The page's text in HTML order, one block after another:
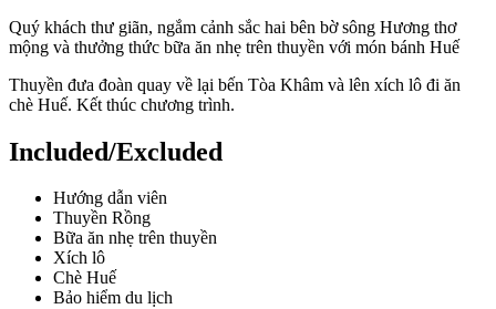
Quý khách thư giãn, ngắm cảnh sắc hai bên bờ sông Hương thơ
mộng và thưởng thức bữa ăn nhẹ trên thuyền với món bánh Huế
Thuyền đưa đoàn quay về lại bến Tòa Khâm và lên xích lô đi ăn
chè Huế. Kết thúc chương trình.
Included/Excluded
Hướng dẫn viên
Thuyền Rồng
Bữa ăn nhẹ trên thuyền
Xích lô
Chè Huế
Bảo hiểm du lịch